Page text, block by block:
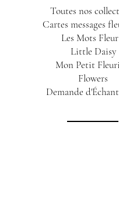
Toutes nos
Cartes messages
Les Mots
Little Daisy
Mon Petit
Flowers
Demande